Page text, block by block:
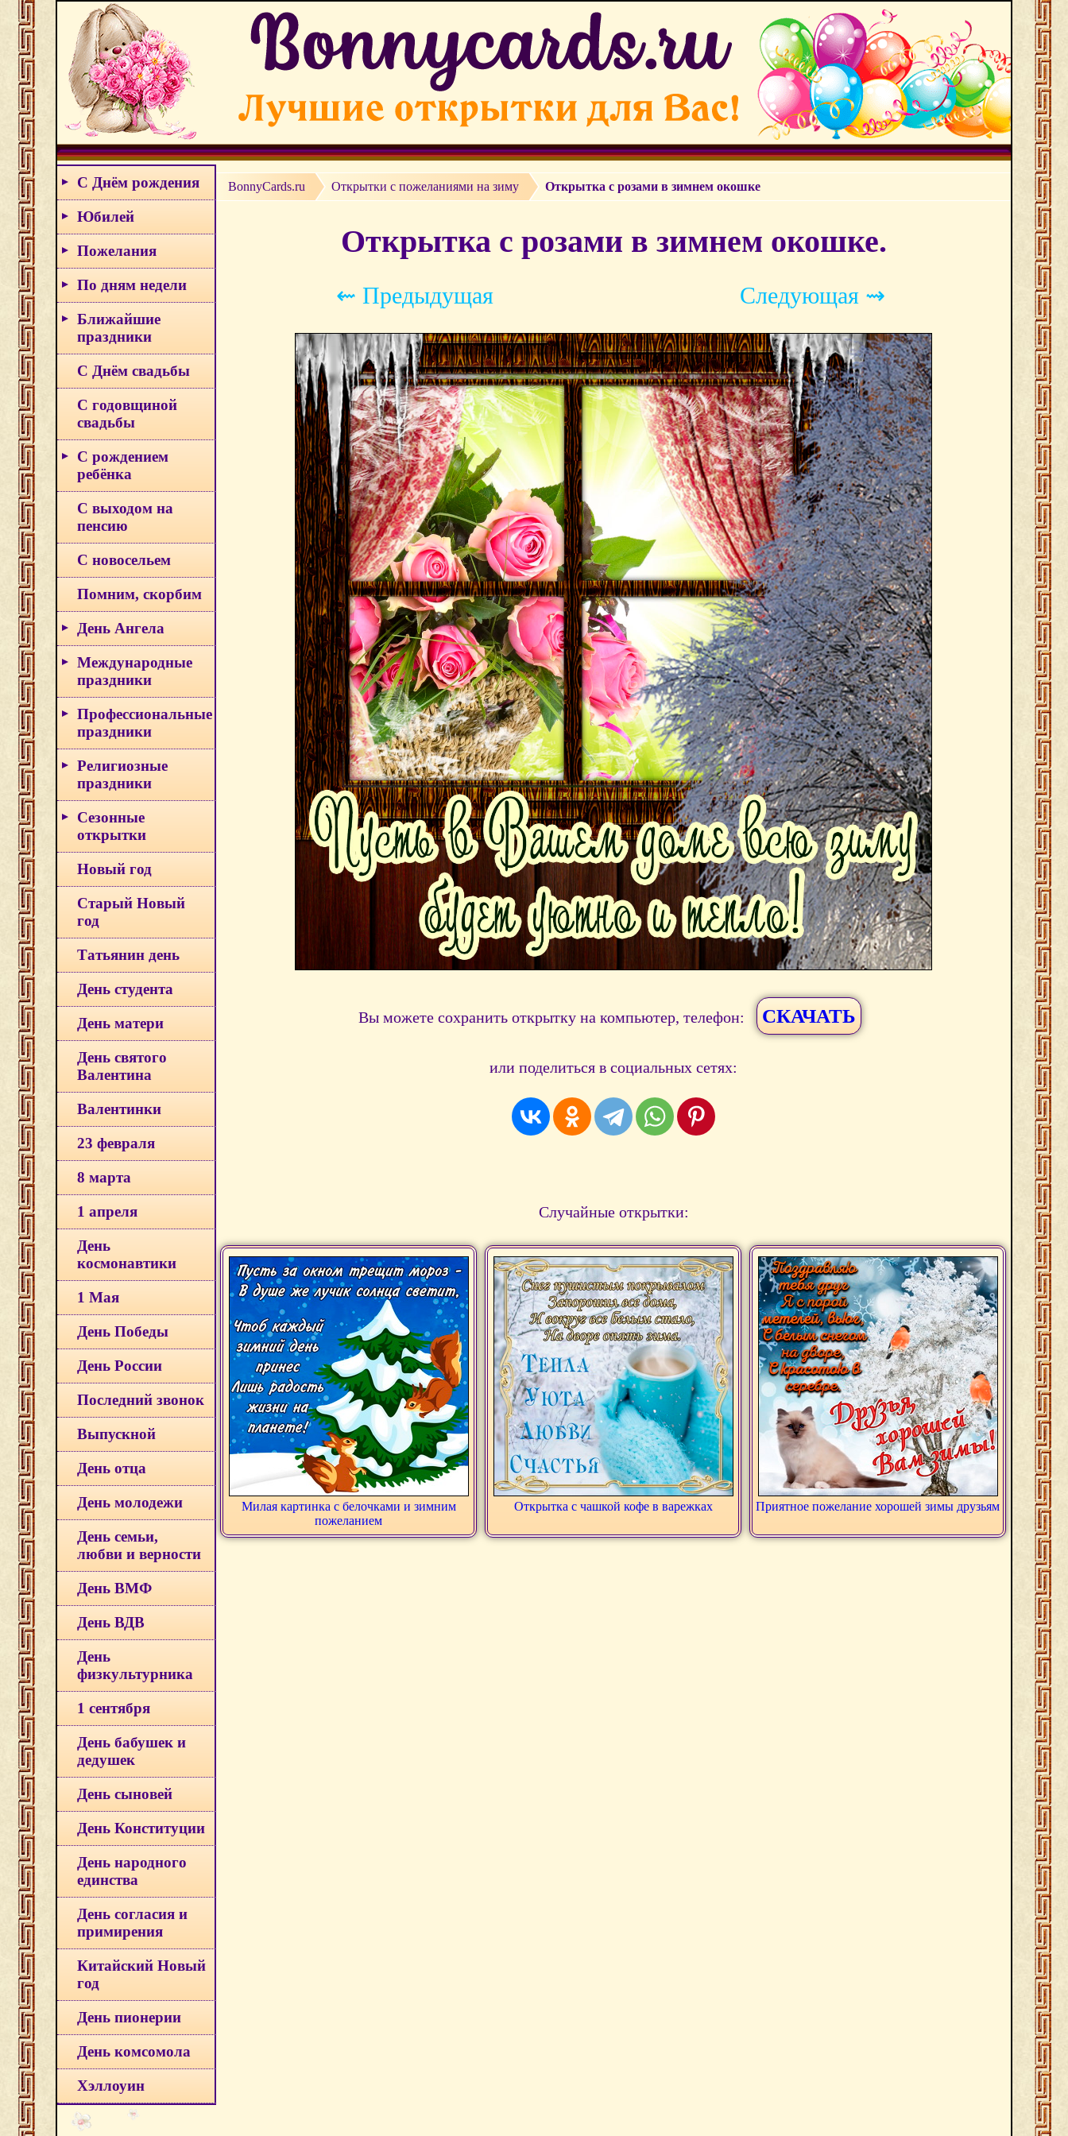
С Днём рождения
Юбилей
Пожелания
По дням недели
Ближайшие
праздники
С Днём свадьбы
С годовщиной
свадьбы
С рождением
ребёнка
С выходом на
пенсию
С новосельем
Помним, скорбим
День Ангела
Международные
праздники
Профессиональные
праздники
Религиозные
праздники
Сезонные
открытки
Новый год
Старый Новый
год
Татьянин день
День студента
День матери
День святого
Валентина
Валентинки
23 февраля
8 марта
1 апреля
День
космонавтики
1 Мая
День Победы
День России
Последний звонок
Выпускной
День отца
День молодежи
День семьи,
любви и верности
День ВМФ
День ВДВ
День
физкультурника
1 сентября
День бабушек и
дедушек
День сыновей
День Конституции
День народного
единства
День согласия и
примирения
Китайский Новый
год
День пионерии
День комсомола
Хэллоуин
BonnyCards.ru Открытки с пожеланиями на зиму Открытка с розами в зимнем окошке
Открытка с розами в зимнем окошке.
⇜ Предыдущая Следующая ⇝
Вы можете сохранить открытку на компьютер, телефон: СКАЧАТЬ
или поделиться в социальных сетях:
Случайные открытки:
Милая картинка с белочками и зимним
пожеланием
Открытка с чашкой кофе в варежках Приятное пожелание хорошей зимы друзьям